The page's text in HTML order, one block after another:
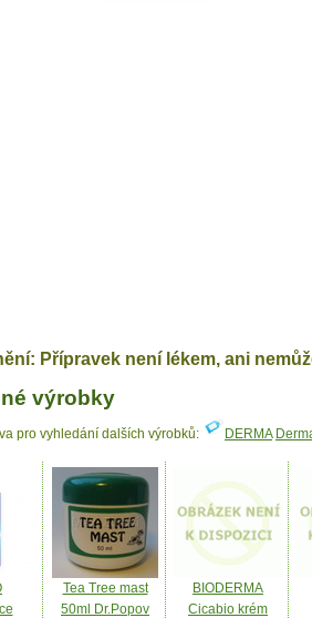
Přípravek není lékem, ani
výrobky
pro vyhledání dalších výrobků: DERMA
Tea Tree mast
50ml Dr.Popov
BIODERMA
Cicabio krém